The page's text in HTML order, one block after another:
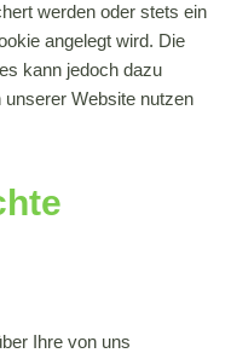
werden oder stets ein
angelegt wird. Die
kann jedoch dazu
Website nutzen
Ihre von uns